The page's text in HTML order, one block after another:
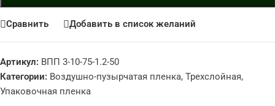
Сравнить Добавить в список желаний
Артикул: ВПП 3-10-75-1.2-50
Категории: Воздушно-пузырчатая пленка, Трехслойная,
Упаковочная пленка